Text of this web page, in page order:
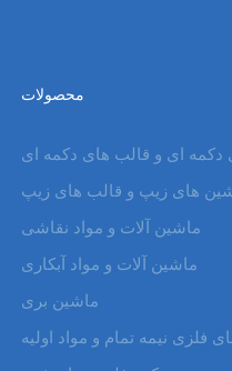
محصولات
دکمه ای و قالب های دکمه ای
های زیپ و قالب های زیپ
ماشین آلات و مواد نقاشی
ماشین آلات و مواد آبکاری
ماشین بری
فلزی نیمه تمام و مواد اولیه